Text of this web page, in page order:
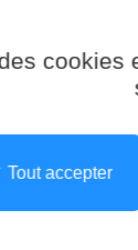
est
cookies
Tout accepter